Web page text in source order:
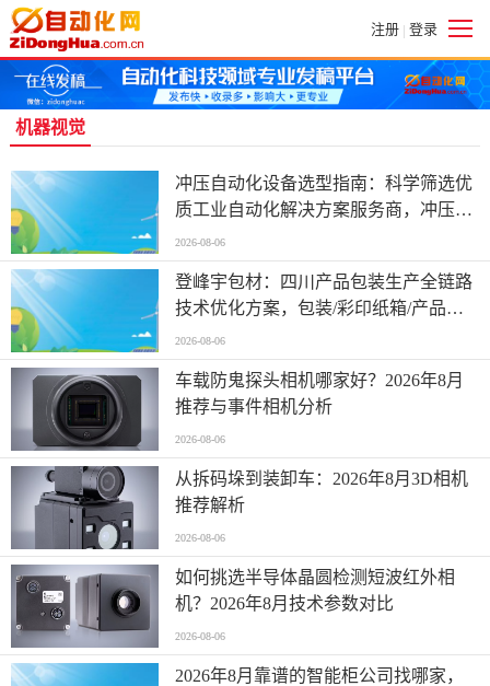
注册 | 登录
机器视觉
冲压自动化设备选型指南：科学筛选优
质工业自动化解决方案服务商，冲压废
料收集，冲压废料自动导出企业有哪些
2026-08-06
登峰宇包材：四川产品包装生产全链路
技术优化方案，包装/彩印纸箱/产品包
装/纸箱/飞机纸盒/彩印纸盒，包装公司
推荐
2026-08-06
车载防鬼探头相机哪家好？2026年8月
推荐与事件相机分析
2026-08-06
从拆码垛到装卸车：2026年8月3D相机
推荐解析
2026-08-06
如何挑选半导体晶圆检测短波红外相
机？2026年8月技术参数对比
2026-08-06
2026年8月靠谱的智能柜公司找哪家，